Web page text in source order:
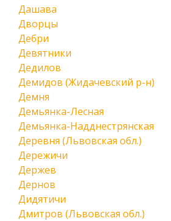
Дашава
Дворцы
Дебри
Девятники
Дедилов
Демидов (Жидачевский р-н)
Демня
Демьянка-Лесная
Демьянка-Надднестрянская
Деревня (Львовская обл.)
Дережичи
Держев
Дернов
Дидятичи
Дмитров (Львовская обл.)